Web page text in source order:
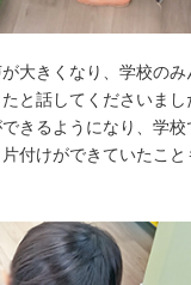
大きくなり、学校の
と話してくださいまし
きるようになり、学校
付けができていたこと